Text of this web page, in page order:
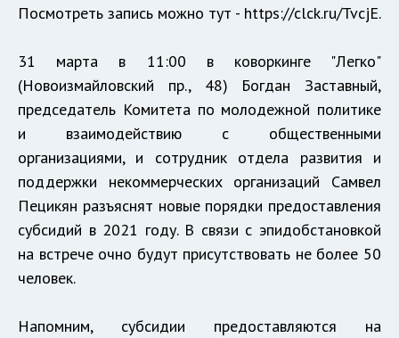
Посмотреть запись можно тут - https://clck.ru/TvcjE.
31 марта в 11:00 в коворкинге "Легко"
(Новоизмайловский пр., 48) Богдан Заставный,
председатель Комитета по молодежной политике
и взаимодействию с общественными
организациями, и сотрудник отдела развития и
поддержки некоммерческих организаций Самвел
Пецикян разъяснят новые порядки предоставления
субсидий в 2021 году. В связи с эпидобстановкой
на встрече очно будут присутствовать не более 50
человек.
Напомним, субсидии предоставляются на